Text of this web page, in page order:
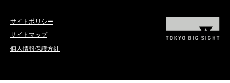
サイトポリシー
サイトマップ
個人情報保護方針